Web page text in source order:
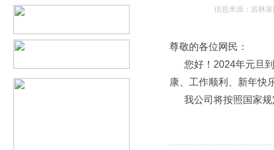
信息来源：吉林
尊敬的各位网民：
您好！2024年元旦到
康、工作顺利、新年快
我公司将按照国家规